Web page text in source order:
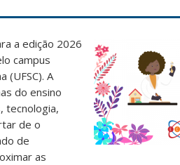
a edição 2026
campus
(UFSC). A
do ensino
tecnologia,
de o
de
as